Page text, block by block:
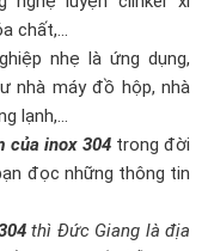
chất,…
nhẹ là ứng dụng,
nhà máy đồ hộp, nhà
lạnh,…
của inox 304trong đời
đọc những thông tin
thì Đức Giang là địa